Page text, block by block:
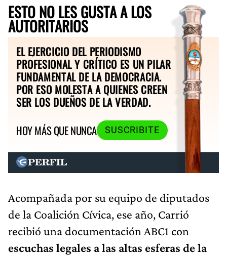
ESTO NO LES GUSTA A LOS
AUTORITARIOS
EL EJERCICIO DEL PERIODISMO
PROFESIONAL Y CRÍTICO ES UN PILAR
FUNDAMENTAL DE LA DEMOCRACIA.
POR ESO MOLESTA A QUIENES CREEN
SER LOS DUEÑOS DE LA VERDAD.
HOY MÁS QUE NUNCA
SUSCRIBITE
Acompañada por su equipo de diputados
de la Coalición Cívica, ese año, Carrió
recibió una documentación ABC1 con
escuchas legales a las altas esferas de la